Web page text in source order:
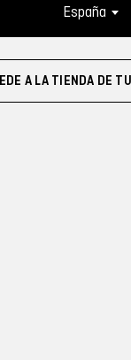
España
A LA TIENDA DE